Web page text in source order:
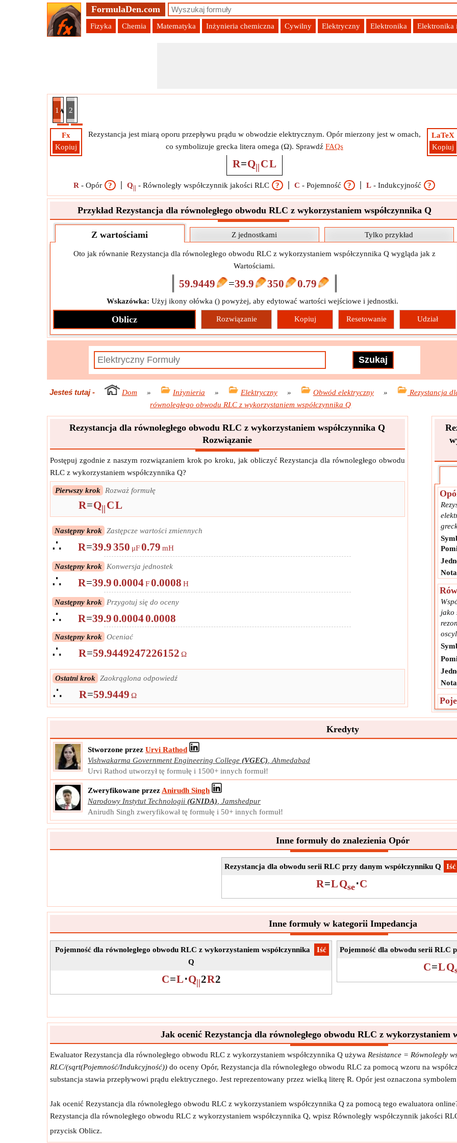
FormulaDen.com
Fizyka Chemia Matematyka Inżynieria chemiczna Cywilny Elektryczny Elektronika Elektronika
1
obwodu RLC z wykorzystaniem współczynnika Q
2
Fx
Kopiuj
LaTeX
Kopiuj
Rezystancja jest miarą oporu przepływu prądu w obwodzie elektrycznym. Opór mierzony jest w omach,
co symbolizuje grecka litera omega (Ω). Sprawdź FAQs
R=Q|| CL
R -Opór ? Q -Równoległy współczynnik jakości RLC ? C -Pojemność ? L -Indukcyjność ?
Przykład Rezystancja dla równoległego obwodu RLC z wykorzystaniem współczynnika Q
Z wartościami Z jednostkami Tylko przykład
Oto jak równanie Rezystancja dla równoległego obwodu RLC z wykorzystaniem współczynnika Q wygląda jak z
Wartościami.
59.9449 =39.9 350 0.79
Wskazówka: Użyj ikony ołówka () powyżej, aby edytować wartości wejściowe i jednostki.
Oblicz Rozwiązanie Kopiuj Resetowanie Udział
Jesteś tutaj- Dom » Inżynieria » Elektryczny » Obwód elektryczny »
Rezystancja
równoległego obwodu RLC z wykorzystaniem współczynnika Q
Rezystancja dla równoległego obwodu RLC z wykorzystaniem współczynnika Q
Rozwiązanie
Postępuj zgodnie z naszym rozwiązaniem krok po kroku, jak obliczyć Rezystancja dla równoległego obwodu
RLC z wykorzystaniem współczynnika Q?
Pierwszy krok Rozważ formułę
R=Q|| CL
Następny krok Zastępcze wartości zmiennych
∴ R=39.9350 μF0.79 mH
Następny krok Konwersja jednostek
∴ R=39.90.0004F0.0008 H
Następny krok Przygotuj się do oceny
∴ R=39.90.00040.0008
Następny krok Oceniać
∴ R=59.9449247226152 Ω
Ostatni krok Zaokrąglona odpowiedź
∴ R=59.9449 Ω
jako
Kredyty
Stworzone przez Urvi Rathod
Vishwakarma Government Engineering College (VGEC) Ahmedabad
Urvi Rathod utworzył tę formułę i 1500+ innych formuł!
Zweryfikowane przez Anirudh Singh
Narodowy Instytut Technologii (GNIDA) Jamshedpur
Anirudh Singh zweryfikował tę formułę i 50+ innych formuł!
Inne formuły do znalezienia Opór
​Iść
Rezystancja dla obwodu serii RLC przy danym współczynniku Q
R=LQse⋅C
Inne formuły w kategorii Impedancja
​Iść
Pojemność dla równoległego obwodu RLC z wykorzystaniem współczynnika
Q
C=L⋅Q||2R2
Pojemność dla obwodu serii RLC
C=LQ
Jak ocenić Rezystancja dla równoległego obwodu RLC z wykorzystaniem
Ewaluator Rezystancja dla równoległego obwodu RLC z wykorzystaniem współczynnika Q używa Resistance = Równoległy
RLC/(sqrt(Pojemność/Indukcyjność)) do oceny Opór, Rezystancja dla równoległego obwodu RLC za pomocą wzoru na
substancja stawia przepływowi prądu elektrycznego. Jest reprezentowany przez wielką literę R. Opór jest oznaczona symbolem
Jak ocenić Rezystancja dla równoległego obwodu RLC z wykorzystaniem współczynnika Q za pomocą tego ewaluatora
Rezystancja dla równoległego obwodu RLC z wykorzystaniem współczynnika Q, wpisz Równoległy współczynnik jakości
przycisk Oblicz.